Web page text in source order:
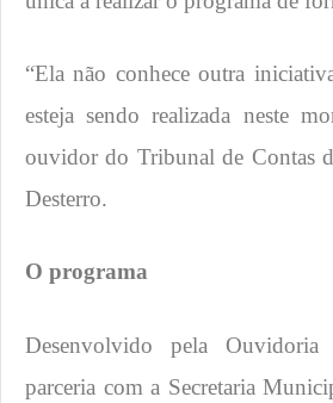
“Ela não conhece outra
esteja sendo realizada neste
ouvidor do Tribunal de Contas
Desterro.
​​O programa
Desenvolvido pela
parceria com a Secretaria